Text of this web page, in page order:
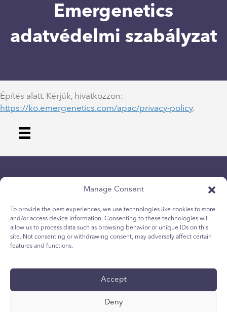
Manage Consent
To provide the best experiences, we use technologies like cookies to store
and/or access device information. Consenting to these technologies will
allow us to process data such as browsing behavior or unique IDs on this
site. Not consenting or withdrawing consent, may adversely affect certain
features and functions.
Accept
Deny
Emergenetics
adatvédelmi szabályzat
Építés alatt. Kérjük, hivatkozzon:
https://ko.emergenetics.com/apac/privacy-policy.
개인 정보보호 정책
청소년 쿠키 정책
이용 약관
기술 보고서